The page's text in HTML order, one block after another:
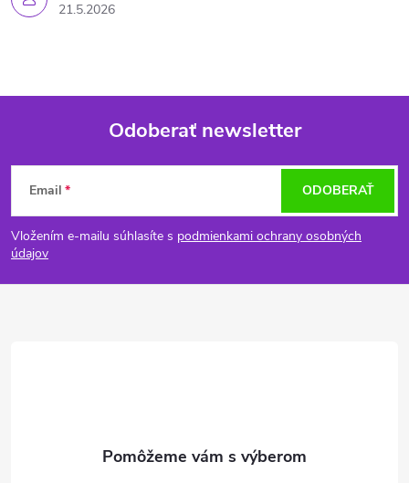
21.5.2026
Z
á
p
Odoberať newsletter
Email
Vložením e-mailu súhlasíte s podmienkami ochrany osobných
údajov
ODOBERAŤ